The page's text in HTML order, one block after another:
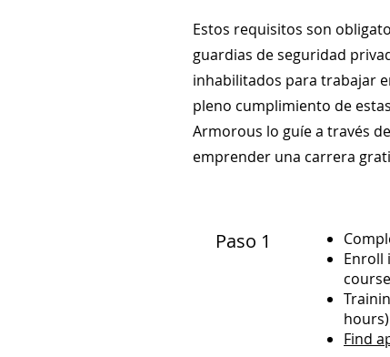
Estos requisitos son
guardias de seguridad
inhabilitados para trabajar
pleno cumplimiento de
Armorous lo guíe a través
emprender una carrera
Paso 1
Enroll
Find